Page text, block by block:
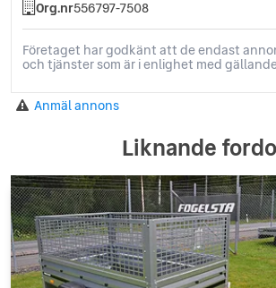
Org.nr556797-7508
Företaget har godkänt att de endast
och tjänster som är i enlighet med
Anmäl annons
Liknande